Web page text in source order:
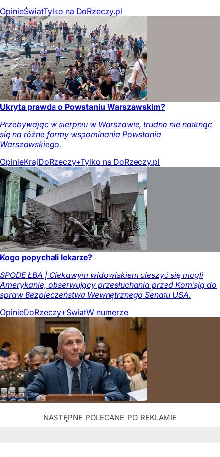
OpinieŚwiatTylko na DoRzeczy.pl
Ukryta prawda o Powstaniu Warszawskim?
Przebywając w sierpniu w Warszawie, trudno nie natknąć
się na różne formy wspominania Powstania
Warszawskiego.
OpinieKrajDoRzeczy+Tylko na DoRzeczy.pl
Kogo popychali lekarze?
SPODE ŁBA | Ciekawym widowiskiem cieszyć się mogli
Amerykanie, obserwujący przesłuchania przed Komisją do
spraw Bezpieczeństwa Wewnętrznego Senatu USA.
OpinieDoRzeczy+ŚwiatW numerze